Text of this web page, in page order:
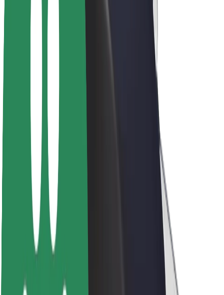
Empresa
Sala de prensa
Directrices de la marca
Misión
Relación con inversores
Liderazgo
Marca
Medios
Fondo Urbano
Seguridad para usuarios